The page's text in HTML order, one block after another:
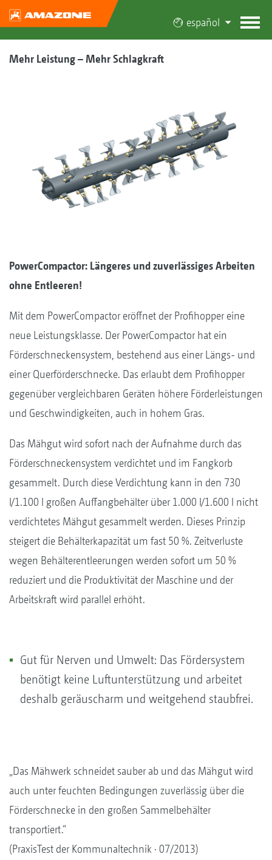
español
Mehr Leistung – Mehr Schlagkraft
PowerCompactor: Längeres und zuverlässiges Arbeiten
ohne Entleeren!
Mit dem PowerCompactor eröffnet der Profihopper eine
neue Leistungsklasse. Der PowerCompactor hat ein
Förderschneckensystem, bestehend aus einer Längs- und
einer Querförderschnecke. Das erlaubt dem Profihopper
gegenüber vergleichbaren Geräten höhere Förderleistungen
und Geschwindigkeiten, auch in hohem Gras.
Das Mähgut wird sofort nach der Aufnahme durch das
Förderschneckensystem verdichtet und im Fangkorb
gesammelt. Durch diese Verdichtung kann in den 730
l/1.100 l großen Auffangbehälter über 1.000 l/1.600 l nicht
verdichtetes Mähgut gesammelt werden. Dieses Prinzip
steigert die Behälterkapazität um fast 50 %. Zeitverluste
wegen Behälterentleerungen werden sofort um 50 %
reduziert und die Produktivität der Maschine und der
Arbeitskraft wird parallel erhöht.
Gut für Nerven und Umwelt: Das Fördersystem
benötigt keine Luftunterstützung und arbeitet
deshalb geräuscharm und weitgehend staubfrei.
„Das Mähwerk schneidet sauber ab und das Mähgut wird
auch unter feuchten Bedingungen zuverlässig über die
Förderschnecke in den großen Sammelbehälter
transportiert.“
(PraxisTest der Kommunaltechnik · 07/2013)